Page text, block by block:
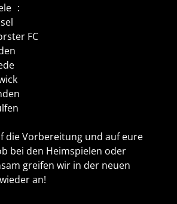
:
FC
die Vorbereitung und auf eure
bei den Heimspielen oder
greifen wir in der neuen
an!